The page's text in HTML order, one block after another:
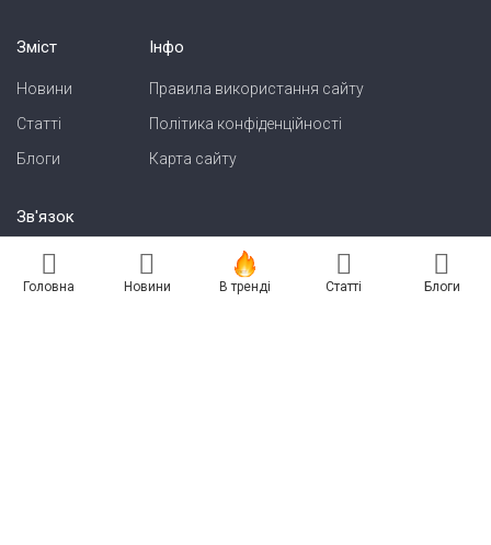
Зміст
Новини
Статті
Блоги
Інфо
Правила використання сайту
Політика конфіденційності
Карта сайту
Зв'язок
Реклама на сайті
Есть новость? Присылайте — разместим!
Головна Новини В тренді Статті Блоги